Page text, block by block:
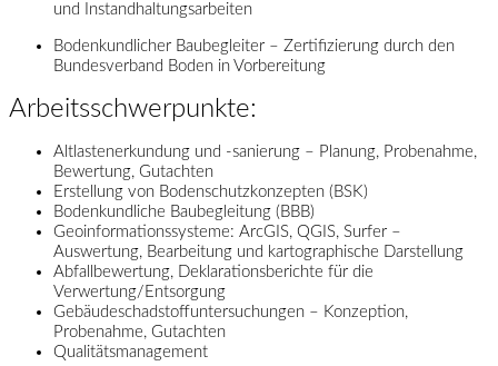
und Instandhaltungsarbeiten
Bodenkundlicher Baubegleiter – Zertifizierung durch den
Bundesverband Boden in Vorbereitung
Arbeitsschwerpunkte:
Altlastenerkundung und -sanierung – Planung, Probenahme,
Bewertung, Gutachten
Erstellung von Bodenschutzkonzepten (BSK)
Bodenkundliche Baubegleitung (BBB)
Geoinformationssysteme: ArcGIS, QGIS, Surfer –
Auswertung, Bearbeitung und kartographische Darstellung
Abfallbewertung, Deklarationsberichte für die
Verwertung/Entsorgung
Gebäudeschadstoffuntersuchungen – Konzeption,
Probenahme, Gutachten
Qualitätsmanagement